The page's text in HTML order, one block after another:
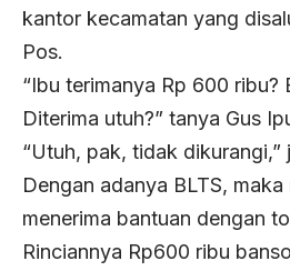
kantor kecamatan yang
Pos.
“Ibu terimanya Rp 600 ribu?
Diterima utuh?” tanya Gus
“Utuh, pak, tidak dikurangi,”
Dengan adanya BLTS,
menerima bantuan dengan
Rinciannya Rp600 ribu